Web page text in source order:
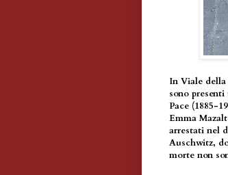
In Viale
sono
Pace (1885-
Emma
arrestati nel
Auschwitz,
morte non